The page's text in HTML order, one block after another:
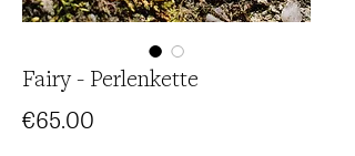
Fairy - Perlenkette
€65.00